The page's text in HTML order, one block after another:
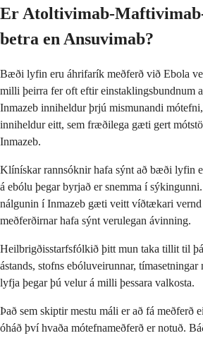
Er Atoltivimab-
betra en Ansuvimab?
Bæði lyfin eru áhrifarík meðferð við Ebola
milli þeirra fer oft eftir einstaklingsbundnum
Inmazeb inniheldur þrjú mismunandi
inniheldur eitt, sem fræðilega gæti gert
Inmazeb.
Klínískar rannsóknir hafa sýnt að bæði lyfin
á ebólu þegar byrjað er snemma í
nálgunin í Inmazeb gæti veitt víðtækari vernd
meðferðirnar hafa sýnt verulegan ávinning.
Heilbrigðisstarfsfólkið þitt mun taka tillit til
ástands, stofns ebóluveirunnar,
lyfja þegar þú velur á milli þessara valkosta.
Það sem skiptir mestu máli er að fá meðferð
óháð því hvaða mótefnameðferð er notuð.